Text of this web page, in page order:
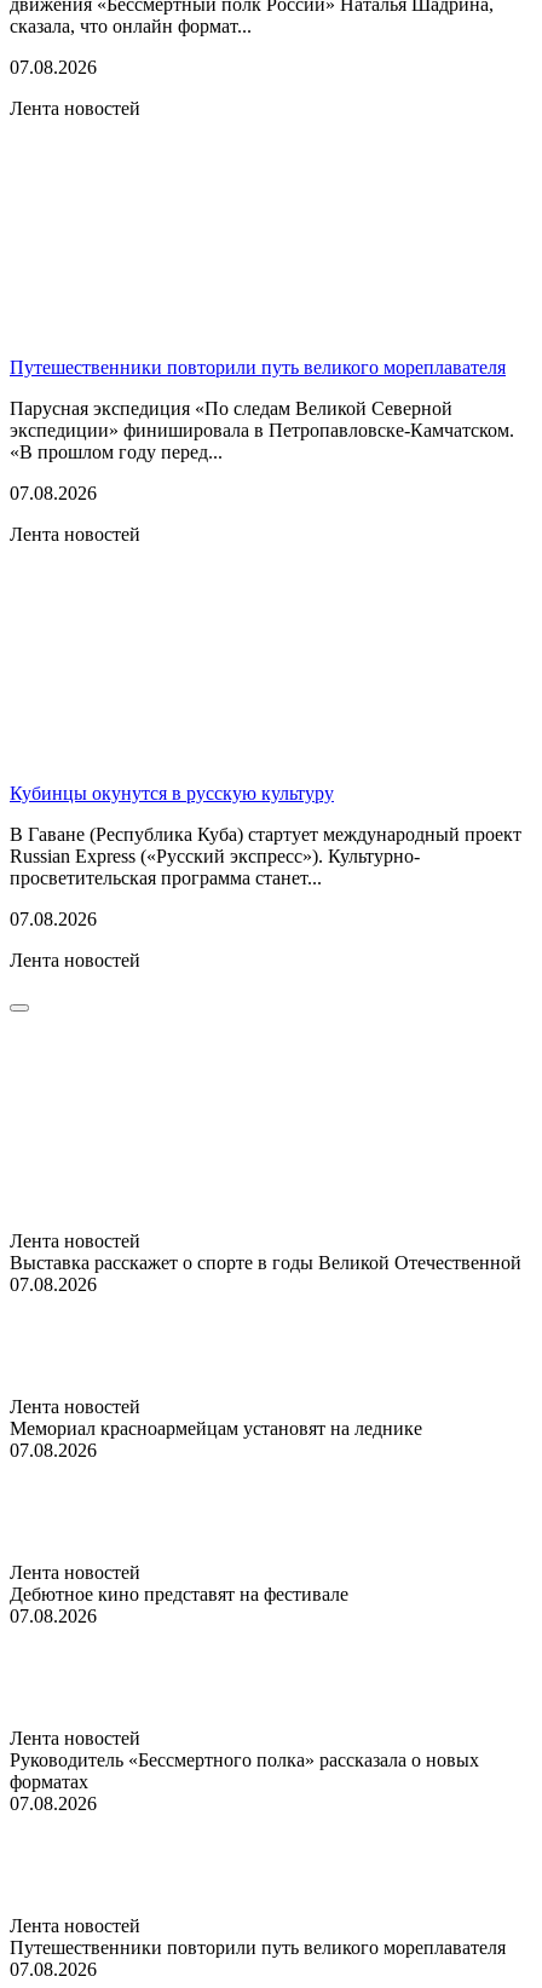
сказала, что онлайн формат...
07.08.2026
Лента новостей
Путешественники повторили путь великого мореплавателя
Парусная экспедиция «По следам Великой Северной
экспедиции» финишировала в Петропавловске-Камчатском.
«В прошлом году перед...
07.08.2026
Лента новостей
Кубинцы окунутся в русскую культуру
В Гаване (Республика Куба) стартует международный проект
Russian Express («Русский экспресс»). Культурно-
просветительская программа станет...
07.08.2026
Лента новостей
Лента новостей
Выставка расскажет о спорте в годы Великой Отечественной
07.08.2026
Лента новостей
Мемориал красноармейцам установят на леднике
07.08.2026
Лента новостей
Дебютное кино представят на фестивале
07.08.2026
Лента новостей
Руководитель «Бессмертного полка» рассказала о новых
форматах
07.08.2026
Лента новостей
Путешественники повторили путь великого мореплавателя
07.08.2026